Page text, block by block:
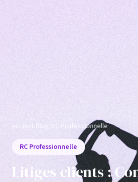
Accueil Blog RC Professionnelle
RC Professionnelle
Litiges clients :